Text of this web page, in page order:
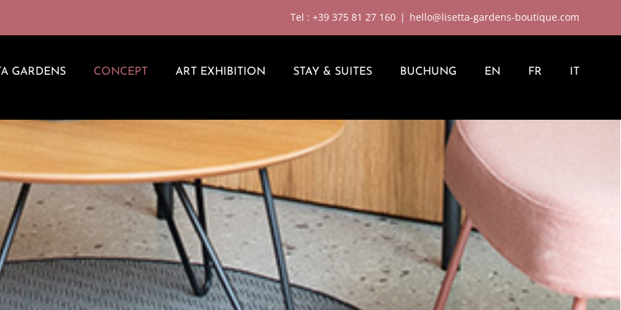
Tel : +39 375 81 27 160 | hello@lisetta-gardens-boutique.com
GARDENS CONCEPT ART EXHIBITION STAY & SUITES BUCHUNG EN FR IT